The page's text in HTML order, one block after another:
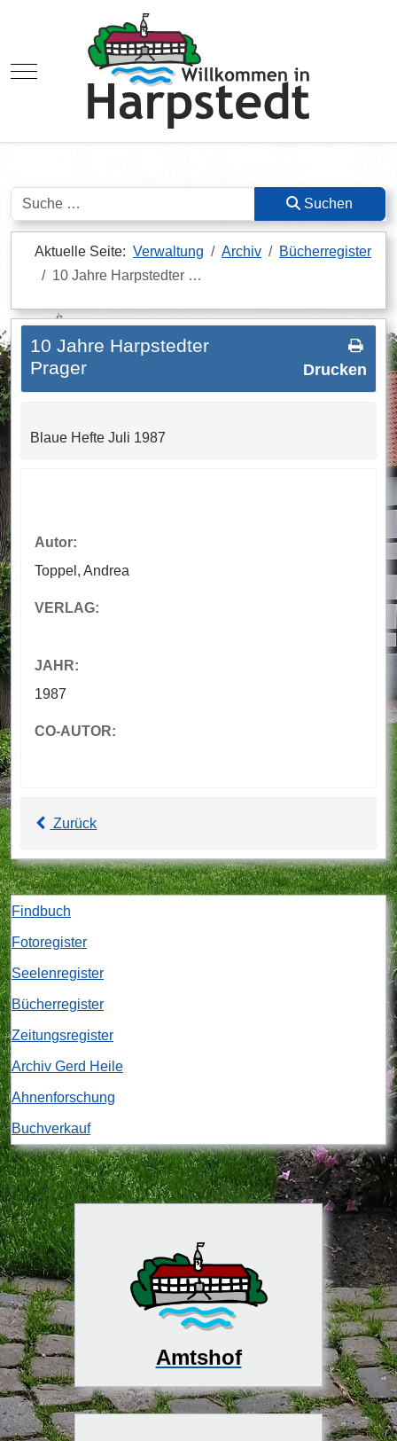
Mobile Menu Toggle
Suchen Suchen
Aktuelle Seite: Verwaltung Archiv
Bücherregister
10 Jahre Harpstedter …
Drucken
10 Jahre Harpstedter
Prager
Blaue Hefte Juli 1987
Autor:
Toppel, Andrea
VERLAG:
JAHR:
1987
CO-AUTOR:
Zurück
Findbuch
Fotoregister
Seelenregister
Bücherregister
Zeitungsregister
Archiv Gerd Heile
Ahnenforschung
Buchverkauf
Amtshof